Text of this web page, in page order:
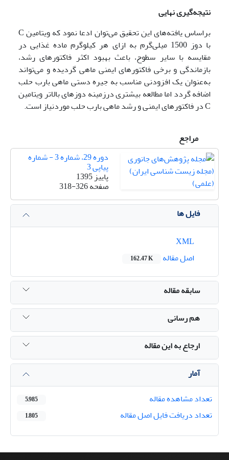
نتیجه‌گیری نهایی
براساس یافته‌های این تحقیق می‌توان ادعا نمود که ویتامین C
با دوز 1500 میلی‌گرم به ازای هر کیلوگرم ماده غذایی در
مقایسه با سایر سطوح، باعث بهبود اکثر فاکتورهای رشد،
بازماندگی و برخی فاکتورهای ایمنی ماهی گردیده و می‌تواند
به‌عنوان یک افزودنی مناسب به جیره دستی ماهی بارب حلب
اضافه گردد اما مطالعه بیشتری درزمینه دوزهای بالاتر ویتامین
C در فاکتورهای ایمنی و رشد ماهی بارب حلب موردنیاز است.
مراجع
دوره 29، شماره 3 - شماره
پیاپی 3
پاییز 1395
صفحه318-326
فایل ها
اصل مقاله
162.47 K
سابقه مقاله
هم رسانی
ارجاع به این مقاله
آمار
تعداد مشاهده مقاله
5,985
تعداد دریافت فایل اصل مقاله 1,805